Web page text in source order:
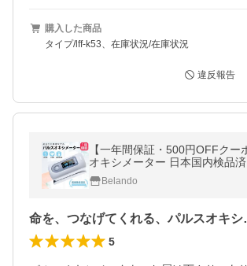
購入した商品
タイプ/lff-k53、在庫状況/在庫状況
違反報告
【一年間保証・500円OFFクー
オキシメーター 日本国内検品済
度計 医療機器認証商品 心拍計
定器 軽量 電池付き
Belando
命を、
5